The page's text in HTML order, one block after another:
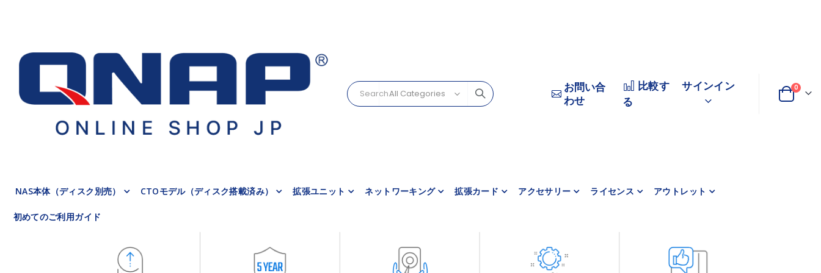
お問い合
わせ
比較す
る
サインイン
変
カート
0商品
NAS本体（ディスク別売） CTOモデル（ディスク搭載済み） 拡張ユニット ネットワーキング 拡張カード アクセサリー ライセンス アウトレット
初めてのご利用ガイド